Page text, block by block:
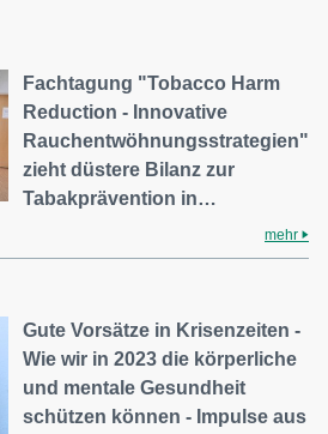
Fachtagung "Tobacco Harm
Reduction - Innovative
Rauchentwöhnungsstrategien"
zieht düstere Bilanz zur
Tabakprävention in…
mehr
Gute Vorsätze in Krisenzeiten -
Wie wir in 2023 die körperliche
und mentale Gesundheit
schützen können - Impulse aus